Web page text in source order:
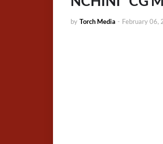
by Torch Media - February 06,